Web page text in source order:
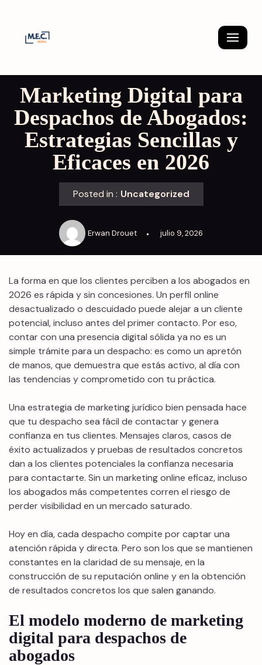
Marketing Digital para
Despachos de Abogados:
Estrategias Sencillas y
Eficaces en 2026
Posted in : Uncategorized
Erwan Drouet julio 9, 2026
La forma en que los clientes perciben a los abogados en
2026 es rápida y sin concesiones. Un perfil online
desactualizado o descuidado puede alejar a un cliente
potencial, incluso antes del primer contacto. Por eso,
contar con una presencia digital sólida ya no es un
simple trámite para un despacho: es como un apretón
de manos, que demuestra que estás activo, al día con
las tendencias y comprometido con tu práctica.
Una estrategia de marketing jurídico bien pensada hace
que tu despacho sea fácil de contactar y genera
confianza en tus clientes. Mensajes claros, casos de
éxito actualizados y pruebas de resultados concretos
dan a los clientes potenciales la confianza necesaria
para contactarte. Sin un marketing online eficaz, incluso
los abogados más competentes corren el riesgo de
perder visibilidad en un mercado saturado.
Hoy en día, cada despacho compite por captar una
atención rápida y directa. Pero son los que se mantienen
constantes en la claridad de su mensaje, en la
construcción de su reputación online y en la obtención
de resultados concretos los que salen ganando.
El modelo moderno de marketing
digital para despachos de
abogados